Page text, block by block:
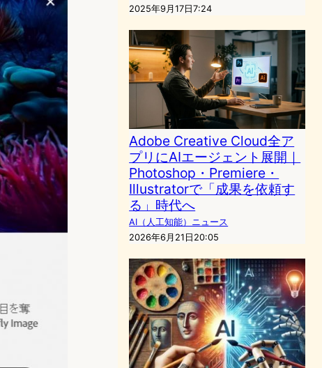
2025年9月17日7:24
Adobe Creative Cloud全ア
プリにAIエージェント展開｜
Photoshop・Premiere・
Illustratorで「成果を依頼す
る」時代へ
AI（人工知能）ニュース
2026年6月21日20:05